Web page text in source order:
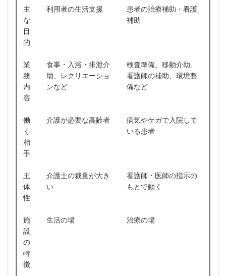
主
な
目
的
利用者の生活支援
患者の治療補助・看護
補助
業
務
内
容
食事・入浴・排泄介
助、レクリエーショ
ンなど
検査準備、移動介助、
看護師の補助、環境整
備など
働
く
相
手
介護が必要な高齢者
病気やケガで入院して
いる患者
主
体
性
介護士の裁量が大き
い
看護師・医師の指示の
もとで動く
施
設
の
特
徴
生活の場 治療の場